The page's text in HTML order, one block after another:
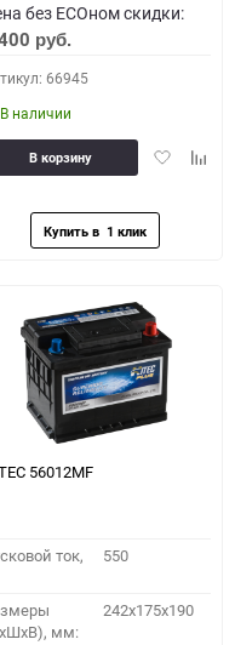
без ECOном скидки:
руб.
66945
В наличии
Добавить
В корзину
56012MF
ток,
550
мм:
242x175x190